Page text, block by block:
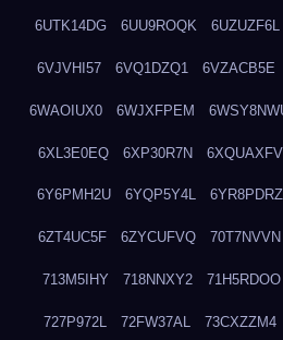
6UTK14DG 6UU9ROQK 6UZUZF6L
6VJVHI57 6VQ1DZQ1 6VZACB5E
6WAOIUX0 6WJXFPEM
6XL3E0EQ 6XP30R7N 6XQUAXFV
6Y6PMH2U 6YQP5Y4L 6YR8PDRZ
6ZT4UC5F 6ZYCUFVQ 70T7NVVN
713M5IHY 718NNXY2 71H5RDOO
727P972L 72FW37AL 73CXZZM4